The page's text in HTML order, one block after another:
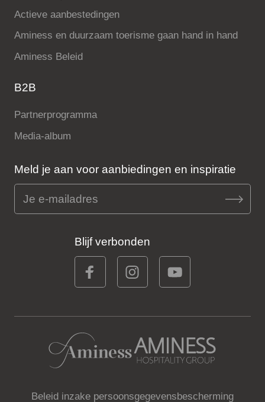
Actieve aanbestedingen
Aminess en duurzaam toerisme gaan hand in hand
Aminess Beleid
B2B
Partnerprogramma
Media-album
Meld je aan voor aanbiedingen en inspiratie
Blijf verbonden
Beleid inzake persoonsgegevensbescherming